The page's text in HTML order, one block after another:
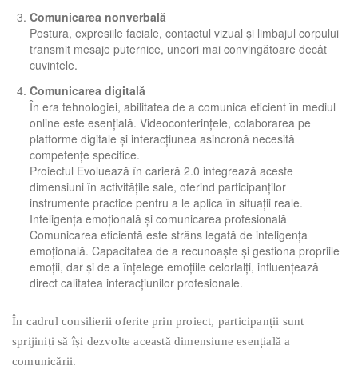
Comunicarea nonverbală
Postura, expresiile faciale, contactul vizual și limbajul corpului
transmit mesaje puternice, uneori mai convingătoare decât
cuvintele.
Comunicarea digitală
În era tehnologiei, abilitatea de a comunica eficient în mediul
online este esențială. Videoconferințele, colaborarea pe
platforme digitale și interacțiunea asincronă necesită
competențe specifice.
Proiectul Evoluează în carieră 2.0 integrează aceste
dimensiuni în activitățile sale, oferind participanților
instrumente practice pentru a le aplica în situații reale.
Inteligența emoțională și comunicarea profesională
Comunicarea eficientă este strâns legată de inteligența
emoțională. Capacitatea de a recunoaște și gestiona propriile
emoții, dar și de a înțelege emoțiile celorlalți, influențează
direct calitatea interacțiunilor profesionale.
În cadrul consilierii oferite prin proiect, participanții sunt
sprijiniți să își dezvolte această dimensiune esențială a
comunicării.